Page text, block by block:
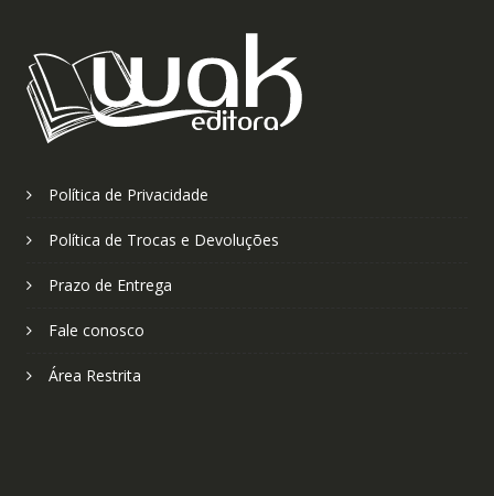
Política de Privacidade
Política de Trocas e Devoluções
Prazo de Entrega
Fale conosco
Área Restrita